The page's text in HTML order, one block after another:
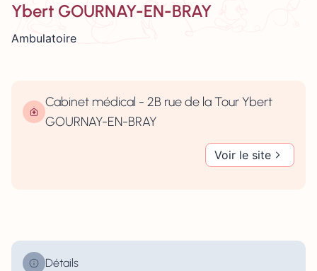
Ybert GOURNAY-EN-BRAY
Ambulatoire
Cabinet médical - 2B rue de la Tour Ybert
GOURNAY-EN-BRAY
Voir le site
Détails